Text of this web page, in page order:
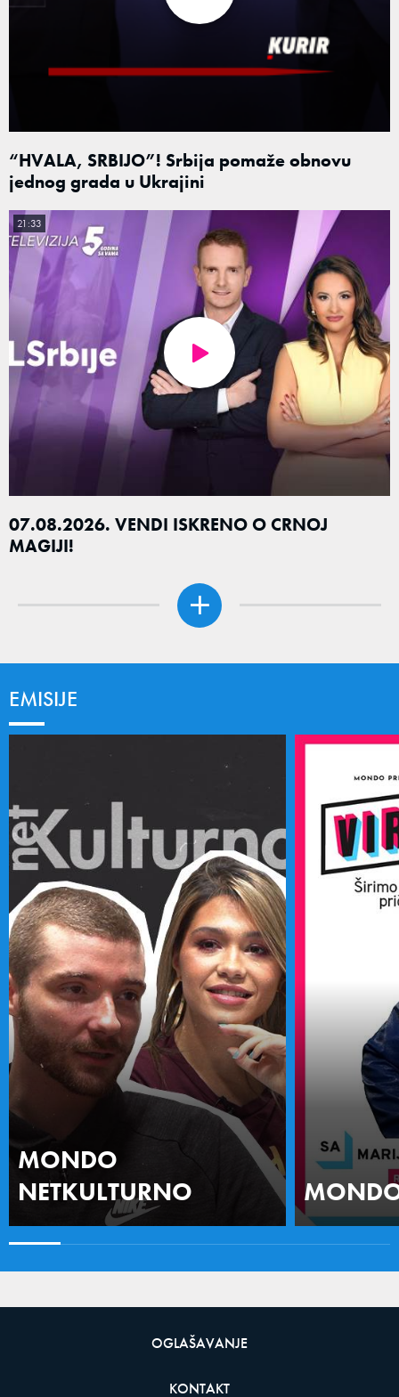
“HVALA, SRBIJO”! Srbija pomaže obnovu
jednog grada u Ukrajini
07.08.2026. VENDI ISKRENO O CRNOJ
MAGIJI!
21:33
EMISIJE
MONDO
NETKULTURNO
OGLAŠAVANJE
KONTAKT